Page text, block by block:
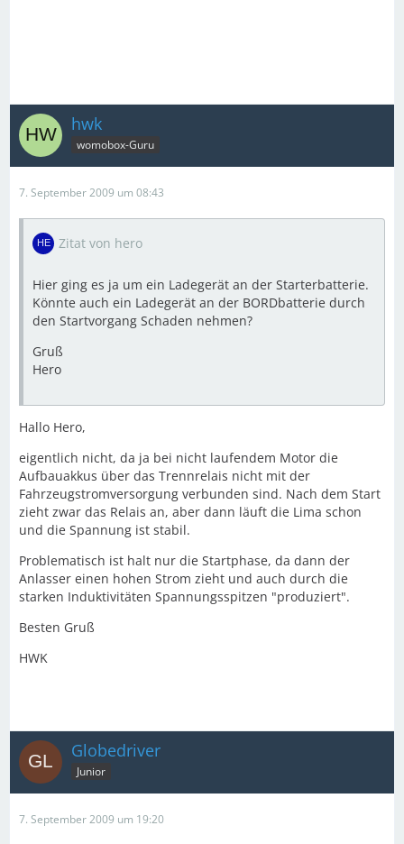
hwk
womobox-Guru
7. September 2009 um 08:43
Zitat von hero
Hier ging es ja um ein Ladegerät an der Starterbatterie.
Könnte auch ein Ladegerät an der BORDbatterie durch
den Startvorgang Schaden nehmen?
Gruß
Hero
Hallo Hero,
eigentlich nicht, da ja bei nicht laufendem Motor die
Aufbauakkus über das Trennrelais nicht mit der
Fahrzeugstromversorgung verbunden sind. Nach dem Start
zieht zwar das Relais an, aber dann läuft die Lima schon
und die Spannung ist stabil.
Problematisch ist halt nur die Startphase, da dann der
Anlasser einen hohen Strom zieht und auch durch die
starken Induktivitäten Spannungsspitzen "produziert".
Besten Gruß
HWK
Globedriver
Junior
7. September 2009 um 19:20